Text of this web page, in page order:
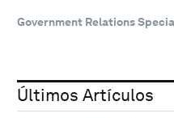
Government Relations
Últimos Artículos